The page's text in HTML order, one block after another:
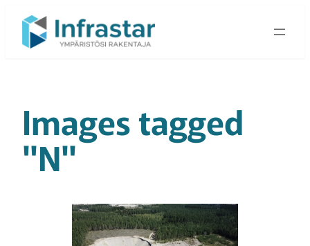
Siirry
sisältöön
Images tagged
"N"